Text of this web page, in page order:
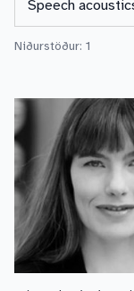
Niðurstöður: 1